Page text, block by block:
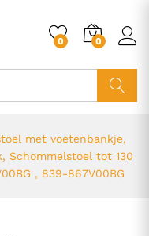
0 0
met voetenbankje,
Schommelstoel tot 130
, 839-867V00BG